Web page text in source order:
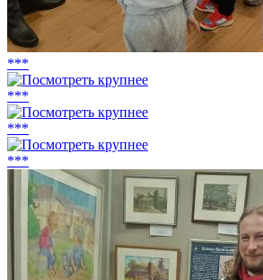
***
***
***
***